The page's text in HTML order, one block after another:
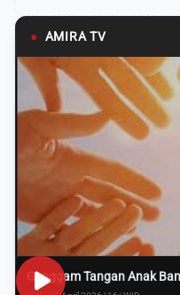
● AMIRA TV
Genggam Tangan Anak